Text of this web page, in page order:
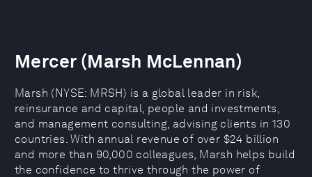
Mercer (Marsh McLennan)
Marsh (NYSE: MRSH) is a global leader in risk,
reinsurance and capital, people and investments,
and management consulting, advising clients in 130
countries. With annual revenue of over $24 billion
and more than 90,000 colleagues, Marsh helps build
the confidence to thrive through the power of